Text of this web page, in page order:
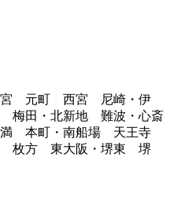
元町 西宮 尼崎・伊
田・北新地 難波・心斎
本町・南船場 天王寺
枚方 東大阪・堺東 堺